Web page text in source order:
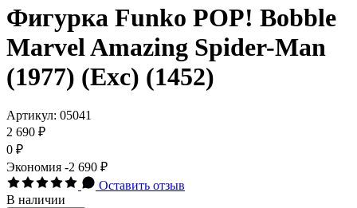
Фигурка Funko POP! Bobble
Marvel Amazing Spider-Man
(1977) (Exc) (1452)
Артикул: 05041
2 690 ₽
0 ₽
Экономия -2 690 ₽
Оставить отзыв
В наличии